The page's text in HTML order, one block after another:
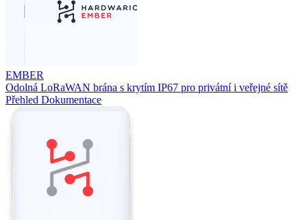
EMBER
Odolná LoRaWAN brána s krytím IP67 pro privátní i veřejné sítě
Přehled Dokumentace